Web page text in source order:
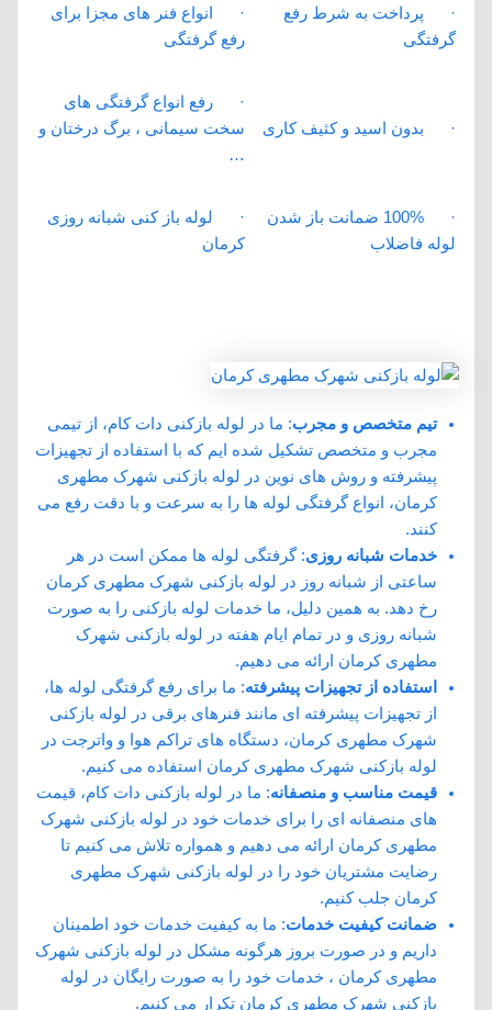
· پرداخت به شرط رفع
گرفتگی
· انواع فنر های مجزا برای
رفع گرفتگی
· بدون اسید و کثیف کاری
· رفع انواع گرفتگی های
سخت سیمانی ، برگ درختان و
…
· 100% ضمانت باز شدن
لوله فاضلاب
· لوله باز کنی شبانه روزی
کرمان
تیم متخصص و مجرب: ما در لوله بازکنی دات کام، از تیمی
مجرب و متخصص تشکیل شده ‌ایم که با استفاده از تجهیزات
پیشرفته و روش‌ های نوین در لوله بازکنی شهرک مطهری
کرمان، انواع گرفتگی لوله ‌ها را به سرعت و با دقت رفع می
‌کنند.
خدمات شبانه ‌روزی: گرفتگی لوله ‌ها ممکن است در هر
ساعتی از شبانه ‌روز در لوله بازکنی شهرک مطهری کرمان
رخ دهد. به همین دلیل، ما خدمات لوله بازکنی را به صورت
شبانه‌ روزی و در تمام ایام هفته در لوله بازکنی شهرک
مطهری کرمان ارائه می‌ دهیم.
استفاده از تجهیزات پیشرفته: ما برای رفع گرفتگی لوله‌ ها،
از تجهیزات پیشرفته‌ ای مانند فنرهای برقی در لوله بازکنی
شهرک مطهری کرمان، دستگاه‌ های تراکم هوا و واترجت در
لوله بازکنی شهرک مطهری کرمان استفاده می ‌کنیم.
قیمت مناسب و منصفانه: ما در لوله بازکنی دات کام، قیمت‌
های منصفانه‌ ای را برای خدمات خود در لوله بازکنی شهرک
مطهری کرمان ارائه می ‌دهیم و همواره تلاش می ‌کنیم تا
رضایت مشتریان خود را در لوله بازکنی شهرک مطهری
کرمان جلب کنیم.
ضمانت کیفیت خدمات: ما به کیفیت خدمات خود اطمینان
داریم و در صورت بروز هرگونه مشکل در لوله بازکنی شهرک
مطهری کرمان ، خدمات خود را به صورت رایگان در لوله
بازکنی شهرک مطهری کرمان تکرار می ‌کنیم.